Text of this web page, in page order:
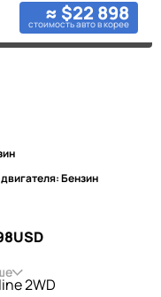
≈ $22 898
стоимость авто в корее
Бензин
USD